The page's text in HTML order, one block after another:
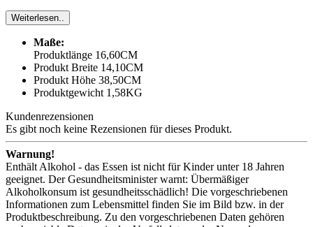
Weiterlesen..
Maße:
Produktlänge 16,60CM
Produkt Breite 14,10CM
Produkt Höhe 38,50CM
Produktgewicht 1,58KG
Kundenrezensionen
Es gibt noch keine Rezensionen für dieses Produkt.
Warnung!
Enthält Alkohol - das Essen ist nicht für Kinder unter 18 Jahren
geeignet. Der Gesundheitsminister warnt: Übermäßiger
Alkoholkonsum ist gesundheitsschädlich! Die vorgeschriebenen
Informationen zum Lebensmittel finden Sie im Bild bzw. in der
Produktbeschreibung. Zu den vorgeschriebenen Daten gehören